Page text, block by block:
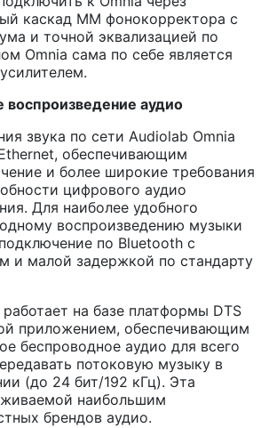
каскад ММ фонокорректора с
и точной эквализацией по
Omnia сама по себе является
воспроизведение аудио
звука по сети Audiolab Omnia
обеспечивающим
и более широкие требования
цифрового аудио
Для наиболее удобного
воспроизведению музыки
по Bluetooth с
и малой задержкой по стандарту
на базе платформы DTS
приложением, обеспечивающим
беспроводное аудио для всего
потоковую музыку в
(до 24 бит/192 кГц). Эта
наибольшим
брендов аудио.